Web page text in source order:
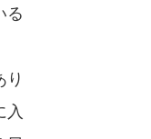
る
り
入